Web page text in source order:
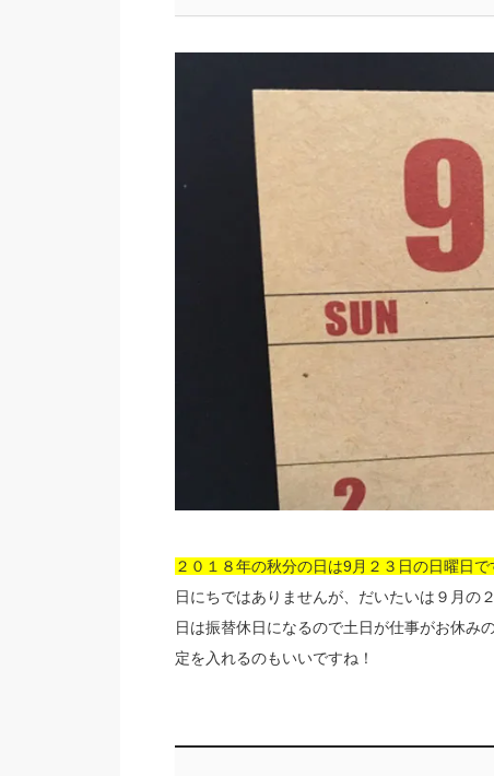
２０１８年の秋分の日は9月２３日の日曜日で
日にちではありませんが、だいたいは９月の
日は振替休日になるので土日が仕事がお休み
定を入れるのもいいですね！